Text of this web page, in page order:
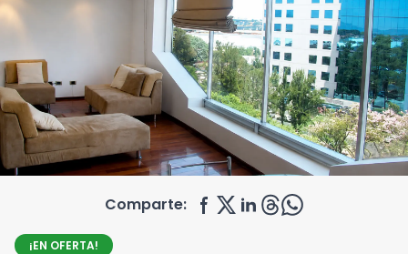
Comparte:
¡EN OFERTA!